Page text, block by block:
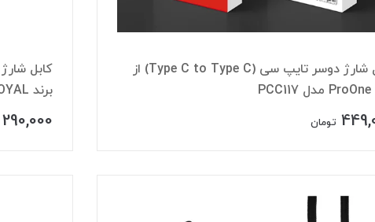
کابل شارژ دوسر تایپ سی (Type C to Type C) از
تومان
برند ROYAL مدل EP-DG977
290,000